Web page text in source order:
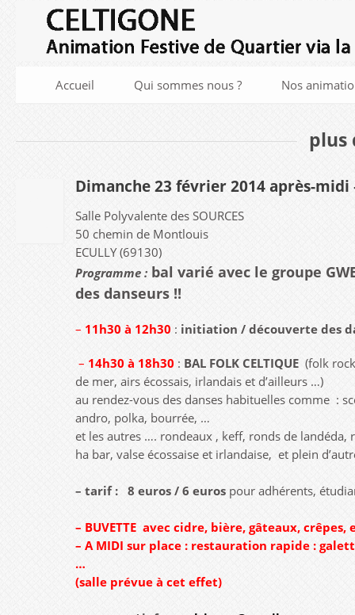
Accueil Qui sommes nous ? Nos
plus
Dimanche 23 février 2014 après-midi –
Salle Polyvalente des SOURCES
50 chemin de Montlouis
ECULLY (69130)
Programme : bal varié avec le groupe
des danseurs !!
– 11h30 à 12h30 : initiation / découverte des
– 14h30 à 18h30 : BAL FOLK CELTIQUE (folk
de mer, airs écossais, irlandais et d’ailleurs …)
au rendez-vous des danses habituelles comme :
andro, polka, bourrée, …
et les autres …. rondeaux , keff, ronds de landéda,
ha bar, valse écossaise et irlandaise, et plein
– tarif : 8 euros / 6 euros pour adhérents,
– BUVETTE avec cidre, bière, gâteaux,
– A MIDI sur place : restauration rapide :
…
(salle prévue à cet effet)